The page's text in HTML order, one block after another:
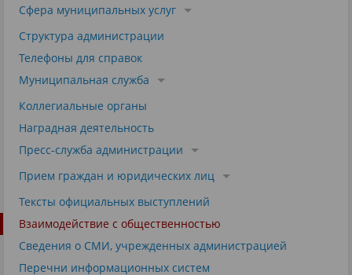
Сфера муниципальных услуг
Структура администрации
Телефоны для справок
Муниципальная служба
Коллегиальные органы
Наградная деятельность
Пресс-служба администрации
Прием граждан и юридических лиц
Тексты официальных выступлений
Взаимодействие с общественностью
Сведения о СМИ, учрежденных администрацией
Перечни информационных систем